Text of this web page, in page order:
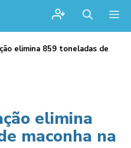
elimina 859 toneladas de
elimina
maconha na